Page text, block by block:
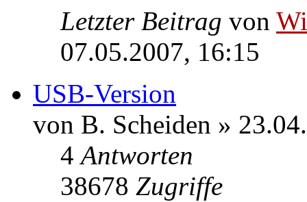
Letzter Beitrag von
07.05.2007, 16:15
USB-Version
von B. Scheiden »
4Antworten
38678 Zugriffe